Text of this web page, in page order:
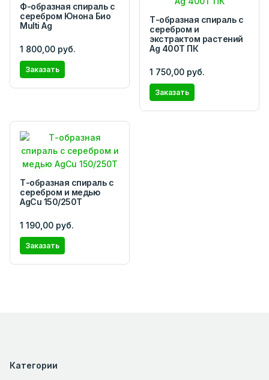
Ф-образная спираль с
серебром Юнона Био
Multi Ag
1 800,00 руб.
Заказать
Т-образная спираль с
серебром и
экстрактом растений
Ag 400T ПК
1 750,00 руб.
Заказать
Т-образная спираль с
серебром и медью
AgCu 150/250Т
1 190,00 руб.
Заказать
Категории